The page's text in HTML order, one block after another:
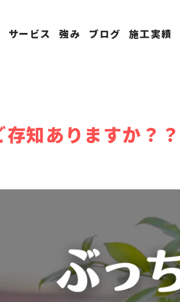
サービス 強み ブログ 施工実績
知ありますか？？